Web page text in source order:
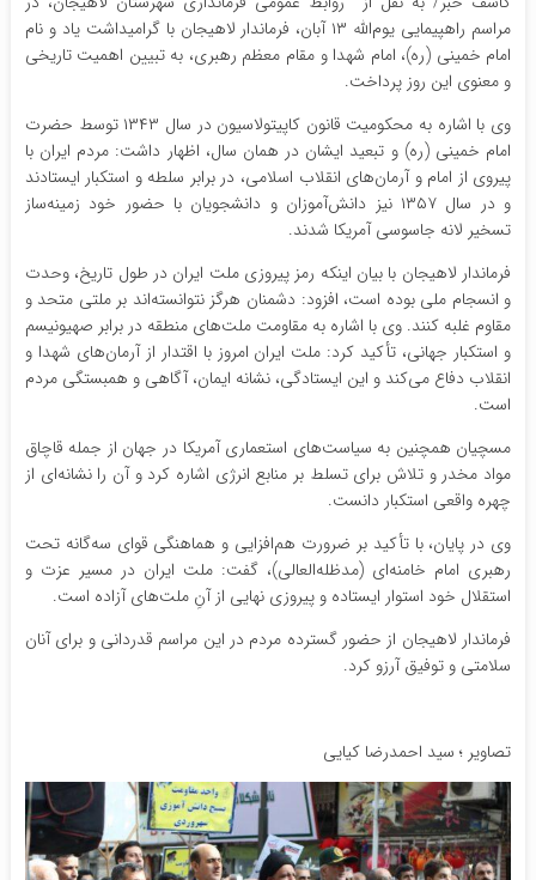
مراسم راهپیمایی یوم‌الله ۱۳ آبان، فرماندار لاهیجان با گرامیداشت یاد و نام
امام خمینی (ره)، امام شهدا و مقام معظم رهبری، به تبیین اهمیت تاریخی
و معنوی این روز پرداخت.
وی با اشاره به محکومیت قانون کاپیتولاسیون در سال ۱۳۴۳ توسط حضرت
امام خمینی (ره) و تبعید ایشان در همان سال، اظهار داشت: مردم ایران با
پیروی از امام و آرمان‌های انقلاب اسلامی، در برابر سلطه و استکبار ایستادند
و در سال ۱۳۵۷ نیز دانش‌آموزان و دانشجویان با حضور خود زمینه‌ساز
تسخیر لانه جاسوسی آمریکا شدند.
فرماندار لاهیجان با بیان اینکه رمز پیروزی ملت ایران در طول تاریخ، وحدت
و انسجام ملی بوده است، افزود: دشمنان هرگز نتوانسته‌اند بر ملتی متحد و
مقاوم غلبه کنند. وی با اشاره به مقاومت ملت‌های منطقه در برابر صهیونیسم
و استکبار جهانی، تأکید کرد: ملت ایران امروز با اقتدار از آرمان‌های شهدا و
انقلاب دفاع می‌کند و این ایستادگی، نشانه ایمان، آگاهی و همبستگی مردم
است.
مسچیان همچنین به سیاست‌های استعماری آمریکا در جهان از جمله قاچاق
مواد مخدر و تلاش برای تسلط بر منابع انرژی اشاره کرد و آن را نشانه‌ای از
چهره واقعی استکبار دانست.
وی در پایان، با تأکید بر ضرورت هم‌افزایی و هماهنگی قوای سه‌گانه تحت
رهبری امام خامنه‌ای (مدظله‌العالی)، گفت: ملت ایران در مسیر عزت و
استقلال خود استوار ایستاده و پیروزی نهایی از آنِ ملت‌های آزاده است.
فرماندار لاهیجان از حضور گسترده مردم در این مراسم قدردانی و برای آنان
سلامتی و توفیق آرزو کرد.
تصاویر ؛ سید احمدرضا کیایی